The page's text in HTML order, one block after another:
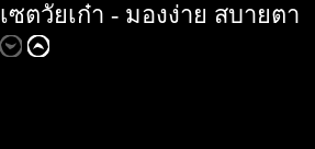
เซตวัยเก๋า - มองง่าย สบายตา